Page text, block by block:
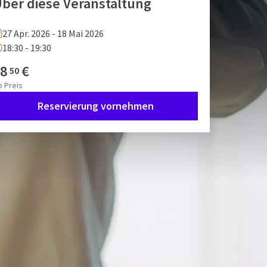
27 Apr. 2026 - 18 Mai 2026
18:30 - 19:30
50 €
Preis
Reservierung vornehmen